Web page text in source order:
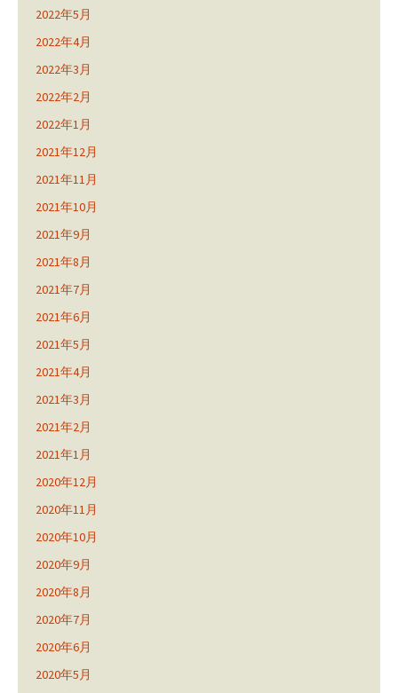
2022年5月
2022年4月
2022年3月
2022年2月
2022年1月
2021年12月
2021年11月
2021年10月
2021年9月
2021年8月
2021年7月
2021年6月
2021年5月
2021年4月
2021年3月
2021年2月
2021年1月
2020年12月
2020年11月
2020年10月
2020年9月
2020年8月
2020年7月
2020年6月
2020年5月